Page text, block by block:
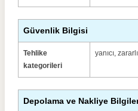
Güvenlik Bilgisi
Tehlike
kategorileri
yanıcı,
Depolama ve Nakliye